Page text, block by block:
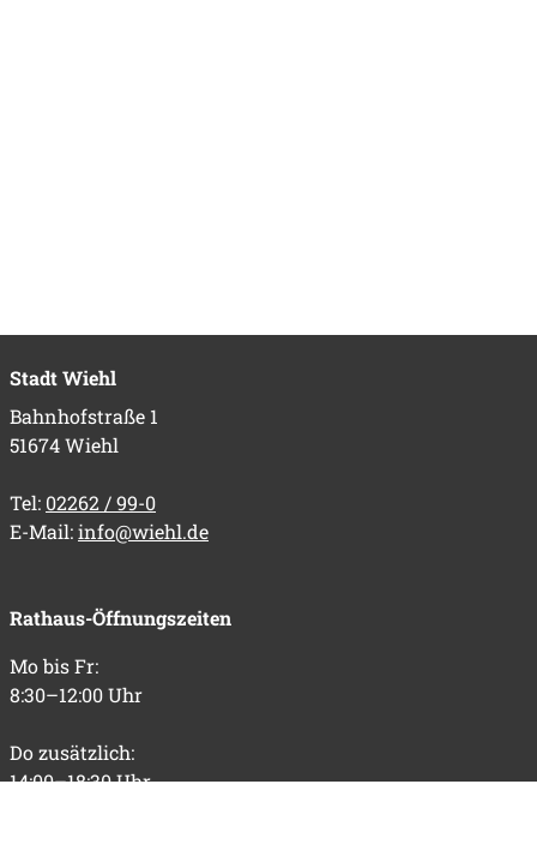
Stadt Wiehl
Bahnhofstraße 1
51674 Wiehl
Tel: 02262 / 99-0
E-Mail:info@wiehl.de
Rathaus-Öffnungszeiten
Mo bis Fr:
8:30–12:00 Uhr
Do zusätzlich:
14:00–18:30 Uhr